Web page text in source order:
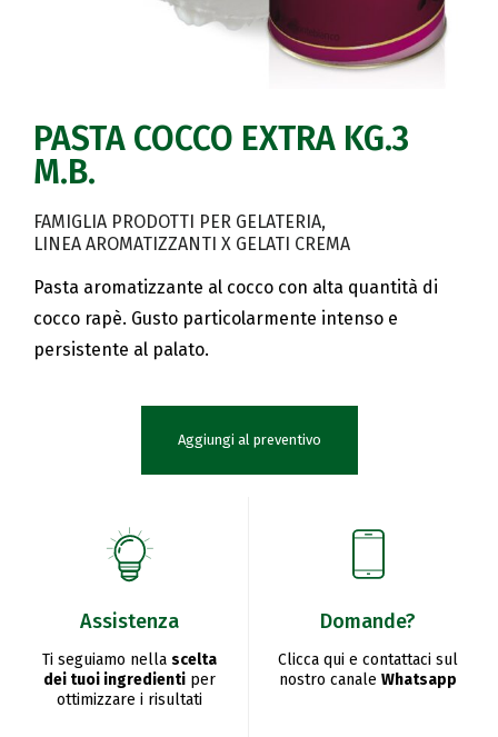
PASTA COCCO EXTRA KG.3
M.B.
FAMIGLIA PRODOTTI PER GELATERIA
LINEA AROMATIZZANTI X GELATI CREMA
Pasta aromatizzante al cocco con alta quantità di
cocco rapè. Gusto particolarmente intenso e
persistente al palato.
Aggiungi al preventivo
Assistenza
Ti seguiamo nella scelta
dei tuoi ingredienti per
ottimizzare i risultati
Domande?
Clicca qui e contattaci sul
nostro canale Whatsapp